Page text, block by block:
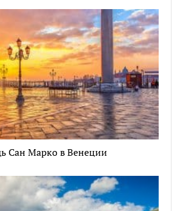
Сан Марко в Венеции